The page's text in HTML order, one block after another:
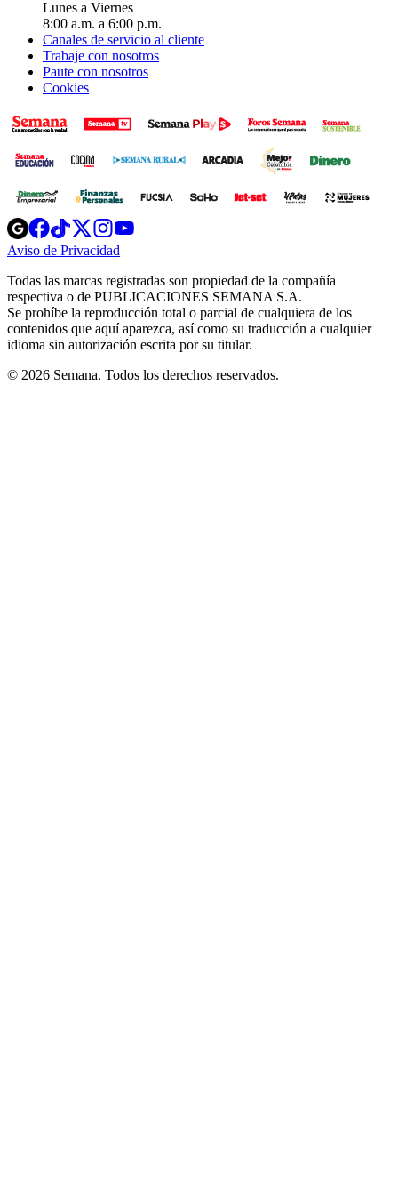
Lunes a Viernes
8:00 a.m. a 6:00 p.m.
Canales de servicio al cliente
Trabaje con nosotros
Paute con nosotros
Cookies
Opens
in
new
Opens
in
new
Opens
in
new
window
Opens
new
windowwindow
Aviso de Privacidad
new
window
Todas las marcas registradas son propiedad de la compañía
respectiva o de PUBLICACIONES SEMANA S.A.
Se prohíbe la reproducción total o parcial de cualquiera de los
contenidos que aquí aparezca, así como su traducción a cualquier
idioma sin autorización escrita por su titular.
© 2026 Semana. Todos los derechos reservados.